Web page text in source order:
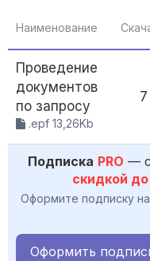
Наименование
Проведение
документов
по запросу
.epf 13,26Kb
7
Подписка PRO —
скидкой
Оформите подписку
Оформить